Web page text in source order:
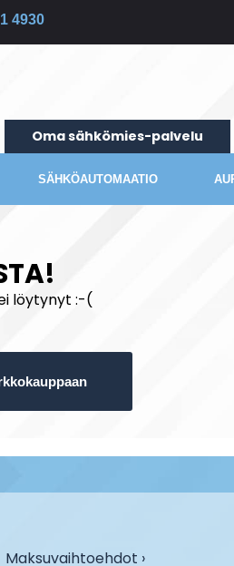
4930
Oma sähkömies-palvelu
SÄHKÖAUTOMAATIO
löytynyt :-(
Maksuvaihtoehdot ›